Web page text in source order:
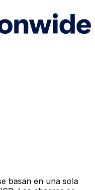
basan en una sola